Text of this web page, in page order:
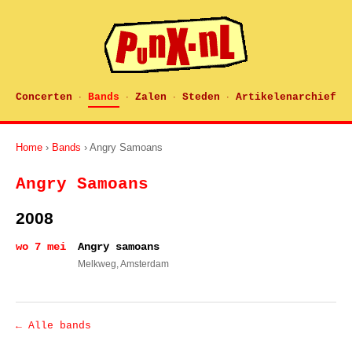
Concerten · Bands · Zalen · Steden · Artikelenarchief
Home › Bands › Angry Samoans
Angry Samoans
2008
wo 7 mei Angry samoans
Melkweg, Amsterdam
← Alle bands